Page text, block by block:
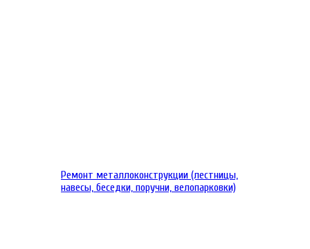
Ремонт металлоконструкции (лестницы,
навесы, беседки, поручни, велопарковки)